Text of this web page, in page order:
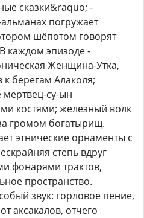
сказки&raquo; -
погружает
шёпотом говорят
каждом эпизоде -
Женщина-Утка,
берегам Алаколя;
мертвец-су-ын
костями; железный волк
громом богатырищ.
этнические орнаменты с
степь вдруг
фонарями трактов,
пространство.
звук: горловое пение,
аксакалов, отчего